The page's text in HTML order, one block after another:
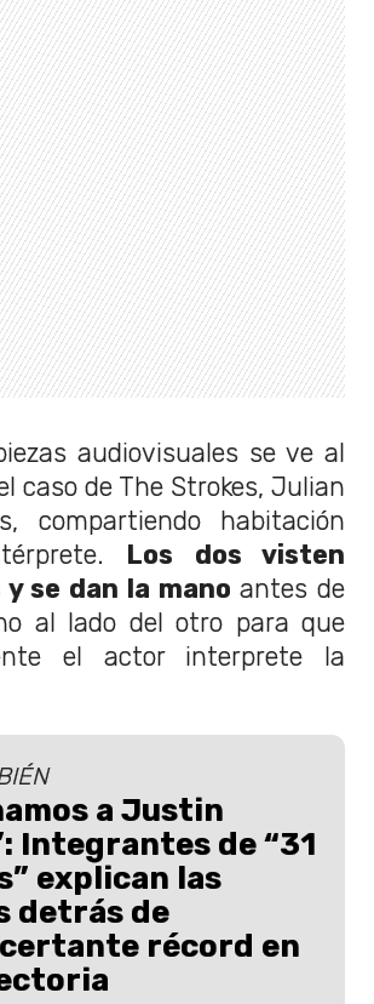
audiovisuales se ve al
caso de The Strokes, Julian
compartiendo habitación
Los dos visten
se dan la mano antes de
al lado del otro para que
el actor interprete la
a Justin
Integrantes de “31
explican las
detrás de
récord en